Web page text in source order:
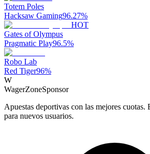
Totem Poles
Hacksaw Gaming96.27%
HOT
Gates of Olympus
Pragmatic Play96.5%
Robo Lab
Red Tiger96%
W
WagerZoneSponsor
Apuestas deportivas con las mejores cuotas.
para nuevos usuarios.